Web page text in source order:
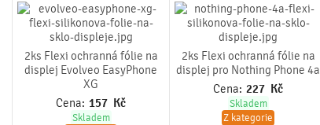
2ks Flexi ochranná fólie na
displej Evolveo EasyPhone
XG
Cena: 157 Kč
Skladem
2ks Flexi ochranná fólie na
displej pro Nothing Phone 4a
Cena: 227 Kč
Skladem
Z kategorie